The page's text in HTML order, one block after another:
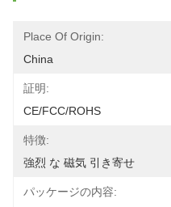
Place Of Origin:
China
証明:
CE/FCC/ROHS
特徴:
強烈 な 磁気 引き寄せ
パッケージの内容: